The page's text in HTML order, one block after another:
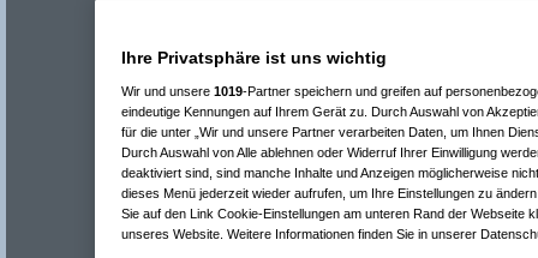
Ihre Privatsphäre ist uns wichtig
Wir und unsere 1019-Partner speichern und greifen auf
eindeutige Kennungen auf Ihrem Gerät zu. Durch Auswahl von
für die unter „Wir und unsere Partner verarbeiten Daten, um Ihnen
Durch Auswahl von Alle ablehnen oder Widerruf Ihrer Einwilligung
deaktiviert sind, sind manche Inhalte und Anzeigen möglicherweise
dieses Menü jederzeit wieder aufrufen, um Ihre Einstellungen zu
Sie auf den Link Cookie-Einstellungen am unteren Rand der Webseite
unseres Website. Weitere Informationen finden Sie in unserer